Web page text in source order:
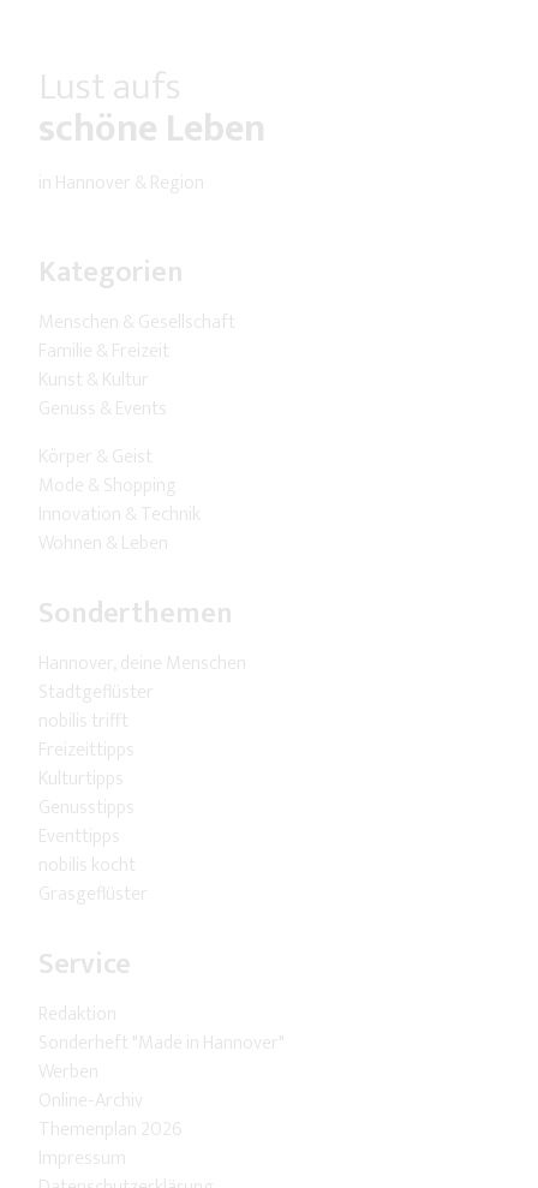
Lust aufs
schöne Leben
in Hannover & Region
Kategorien
Menschen & Gesellschaft
Familie & Freizeit
Kunst & Kultur
Genuss & Events
Körper & Geist
Mode & Shopping
Innovation & Technik
Wohnen & Leben
Sonderthemen
Hannover, deine Menschen
Stadtgeflüster
nobilis trifft
Freizeittipps
Kulturtipps
Genusstipps
Eventtipps
nobilis kocht
Grasgeflüster
Service
Redaktion
Sonderheft "Made in Hannover"
Werben
Online-Archiv
Themenplan 2026
Impressum